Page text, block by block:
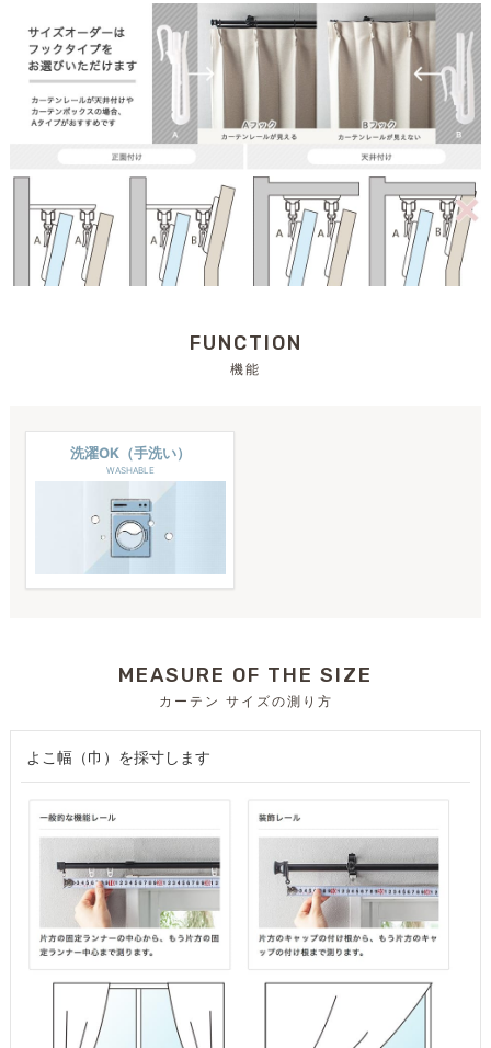
FUNCTION
機能
洗濯OK（手洗い）
WASHABLE
MEASURE OF THE SIZE
カーテン サイズの測り方
よこ幅（巾）を採寸します